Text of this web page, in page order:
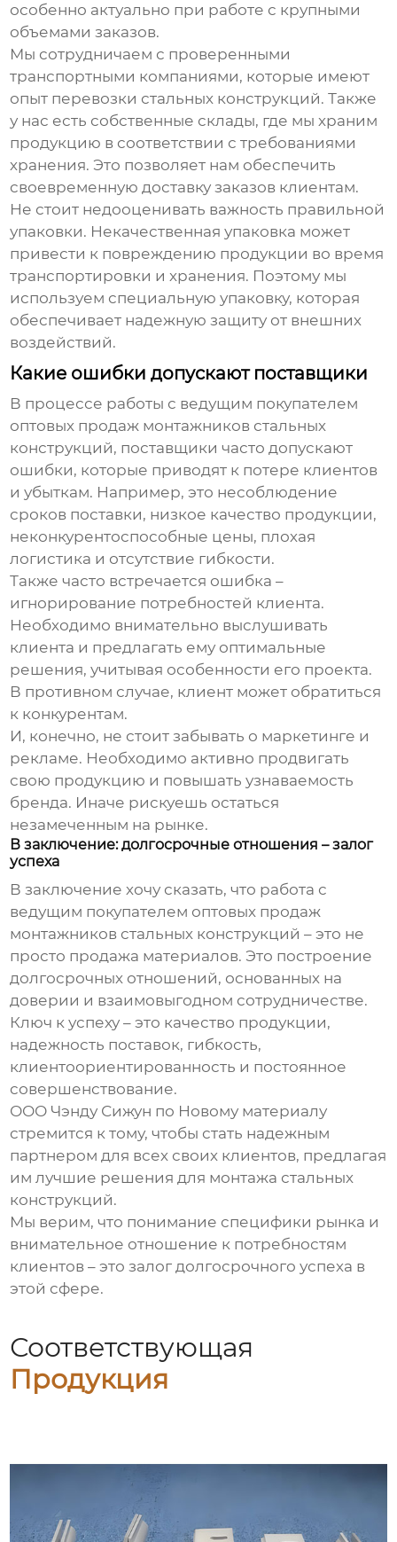
особенно актуально при работе с крупными
объемами заказов.
Мы сотрудничаем с проверенными
транспортными компаниями, которые имеют
опыт перевозки стальных конструкций. Также
у нас есть собственные склады, где мы храним
продукцию в соответствии с требованиями
хранения. Это позволяет нам обеспечить
своевременную доставку заказов клиентам.
Не стоит недооценивать важность правильной
упаковки. Некачественная упаковка может
привести к повреждению продукции во время
транспортировки и хранения. Поэтому мы
используем специальную упаковку, которая
обеспечивает надежную защиту от внешних
воздействий.
Какие ошибки допускают поставщики
В процессе работы с ведущим покупателем
оптовых продаж монтажников стальных
конструкций, поставщики часто допускают
ошибки, которые приводят к потере клиентов
и убыткам. Например, это несоблюдение
сроков поставки, низкое качество продукции,
неконкурентоспособные цены, плохая
логистика и отсутствие гибкости.
Также часто встречается ошибка –
игнорирование потребностей клиента.
Необходимо внимательно выслушивать
клиента и предлагать ему оптимальные
решения, учитывая особенности его проекта.
В противном случае, клиент может обратиться
к конкурентам.
И, конечно, не стоит забывать о маркетинге и
рекламе. Необходимо активно продвигать
свою продукцию и повышать узнаваемость
бренда. Иначе рискуешь остаться
незамеченным на рынке.
В заключение: долгосрочные отношения – залог
успеха
В заключение хочу сказать, что работа с
ведущим покупателем оптовых продаж
монтажников стальных конструкций – это не
просто продажа материалов. Это построение
долгосрочных отношений, основанных на
доверии и взаимовыгодном сотрудничестве.
Ключ к успеху – это качество продукции,
надежность поставок, гибкость,
клиентоориентированность и постоянное
совершенствование.
ООО Чэнду Сижун по Новому материалу
стремится к тому, чтобы стать надежным
партнером для всех своих клиентов, предлагая
им лучшие решения для монтажа стальных
конструкций.
Мы верим, что понимание специфики рынка и
внимательное отношение к потребностям
клиентов – это залог долгосрочного успеха в
этой сфере.
Соответствующая
Продукция